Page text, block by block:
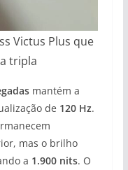
Victus Plus que
tripla
mantém a
de 120 Hz.
mas o brilho
a 1.900 nits. O